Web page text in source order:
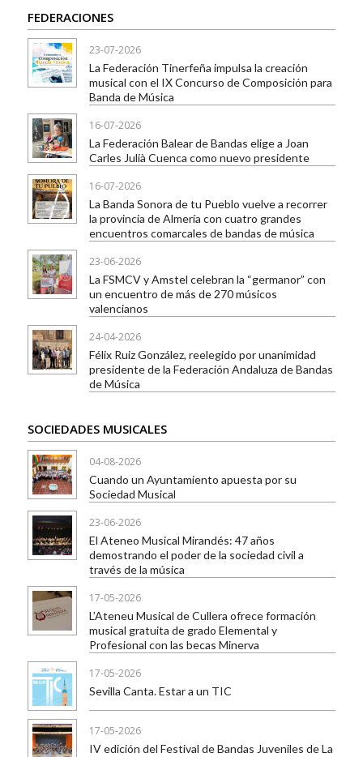
FEDERACIONES
23-07-2026
La Federación Tinerfeña impulsa la creación
musical con el IX Concurso de Composición para
Banda de Música
16-07-2026
La Federación Balear de Bandas elige a Joan
Carles Julià Cuenca como nuevo presidente
16-07-2026
La Banda Sonora de tu Pueblo vuelve a recorrer
la provincia de Almería con cuatro grandes
encuentros comarcales de bandas de música
23-06-2026
La FSMCV y Amstel celebran la “germanor” con
un encuentro de más de 270 músicos
valencianos
24-04-2026
Félix Ruiz González, reelegido por unanimidad
presidente de la Federación Andaluza de Bandas
de Música
SOCIEDADES MUSICALES
04-08-2026
Cuando un Ayuntamiento apuesta por su
Sociedad Musical
23-06-2026
El Ateneo Musical Mirandés: 47 años
demostrando el poder de la sociedad civil a
través de la música
17-05-2026
L’Ateneu Musical de Cullera ofrece formación
musical gratuita de grado Elemental y
Profesional con las becas Minerva
17-05-2026
Sevilla Canta. Estar a un TIC
17-05-2026
IV edición del Festival de Bandas Juveniles de La